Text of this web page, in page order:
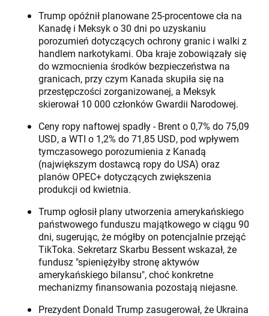
Trump opóźnił planowane 25-procentowe cła na
Kanadę i Meksyk o 30 dni po uzyskaniu
porozumień dotyczących ochrony granic i walki z
handlem narkotykami. Oba kraje zobowiązały się
do wzmocnienia środków bezpieczeństwa na
granicach, przy czym Kanada skupiła się na
przestępczości zorganizowanej, a Meksyk
skierował 10 000 członków Gwardii Narodowej.
Ceny ropy naftowej spadły - Brent o 0,7% do 75,09
USD, a WTI o 1,2% do 71,85 USD, pod wpływem
tymczasowego porozumienia z Kanadą
(największym dostawcą ropy do USA) oraz
planów OPEC+ dotyczących zwiększenia
produkcji od kwietnia.
Trump ogłosił plany utworzenia amerykańskiego
państwowego funduszu majątkowego w ciągu 90
dni, sugerując, że mógłby on potencjalnie przejąć
TikToka. Sekretarz Skarbu Bessent wskazał, że
fundusz "spieniężyłby stronę aktywów
amerykańskiego bilansu", choć konkretne
mechanizmy finansowania pozostają niejasne.
Prezydent Donald Trump zasugerował, że Ukraina